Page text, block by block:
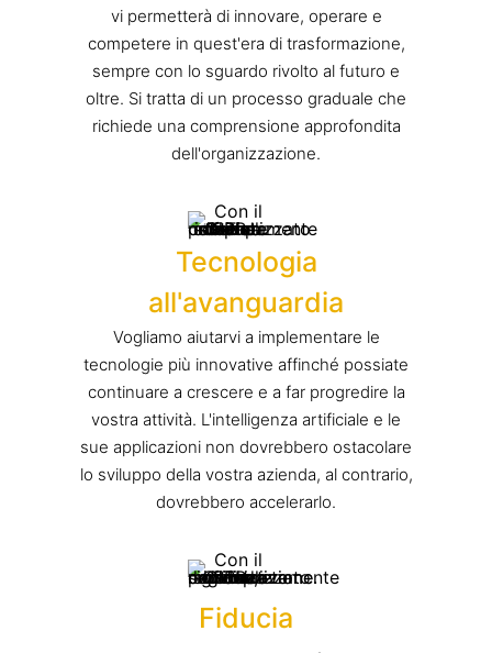
vi permetterà di innovare, operare e
competere in quest'era di trasformazione,
sempre con lo sguardo rivolto al futuro e
oltre. Si tratta di un processo graduale che
richiede una comprensione approfondita
dell'organizzazione.
Tecnologia
all'avanguardia
Vogliamo aiutarvi a implementare le
tecnologie più innovative affinché possiate
continuare a crescere e a far progredire la
vostra attività. L'intelligenza artificiale e le
sue applicazioni non dovrebbero ostacolare
lo sviluppo della vostra azienda, al contrario,
dovrebbero accelerarlo.
Fiducia